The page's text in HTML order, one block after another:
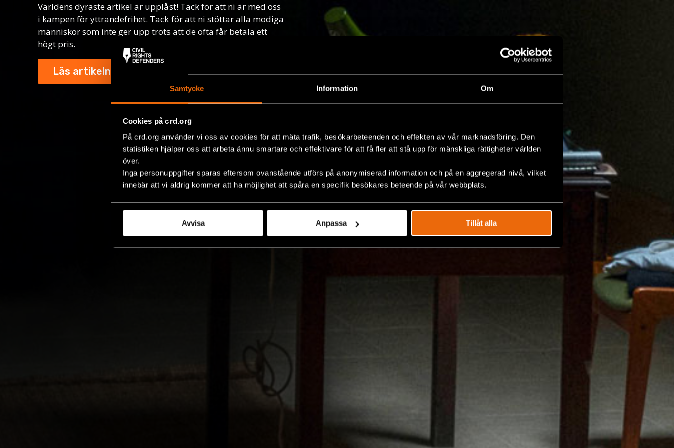
Samtycke Information Om
Cookies på crd.org
På crd.org använder vi oss av cookies för att mäta trafik, besökarbeteenden och effekten av vår marknadsföring. Den
statistiken hjälper oss att arbeta ännu smartare och effektivare för att få fler att stå upp för mänskliga rättigheter världen
över.
Inga personuppgifter sparas eftersom ovanstående utförs på anonymiserad information och på en aggregerad nivå, vilket
innebär att vi aldrig kommer att ha möjlighet att spåra en specifik besökares beteende på vår webbplats.
Avvisa Anpassa Tillåt alla
Världens dyraste artikel är upplåst! Tack för att ni är med oss
i kampen för yttrandefrihet. Tack för att ni stöttar alla modiga
människor som inte ger upp trots att de ofta får betala ett
högt pris.
Läs artikeln här